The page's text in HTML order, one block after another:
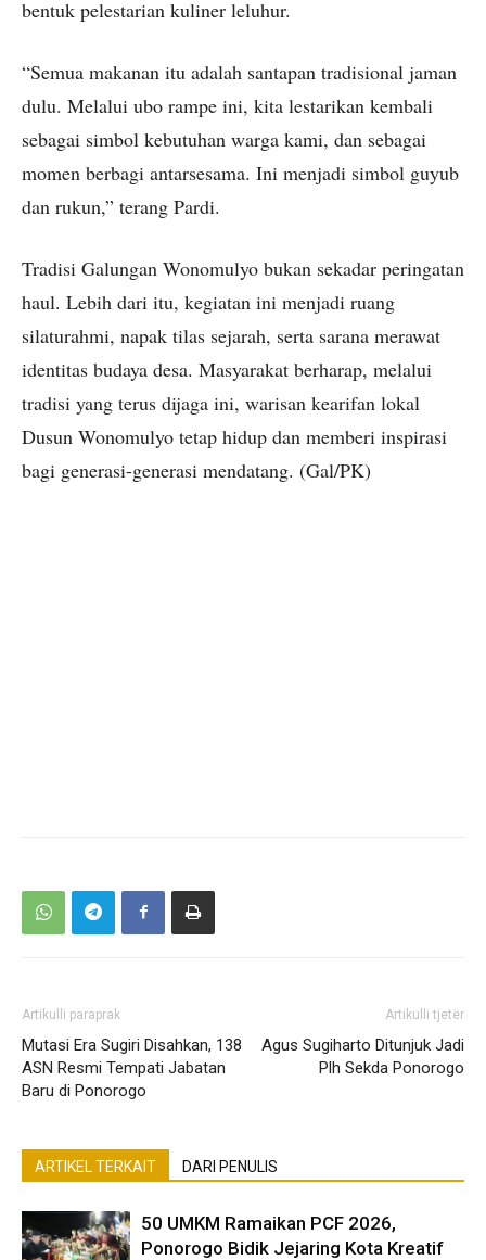
bentuk pelestarian kuliner leluhur.
“Semua makanan itu adalah santapan tradisional jaman
dulu. Melalui ubo rampe ini, kita lestarikan kembali
sebagai simbol kebutuhan warga kami, dan sebagai
momen berbagi antarsesama. Ini menjadi simbol guyub
dan rukun,” terang Pardi.
Tradisi Galungan Wonomulyo bukan sekadar peringatan
haul. Lebih dari itu, kegiatan ini menjadi ruang
silaturahmi, napak tilas sejarah, serta sarana merawat
identitas budaya desa. Masyarakat berharap, melalui
tradisi yang terus dijaga ini, warisan kearifan lokal
Dusun Wonomulyo tetap hidup dan memberi inspirasi
bagi generasi-generasi mendatang. (Gal/PK)
Artikulli paraprak
Mutasi Era Sugiri Disahkan, 138
ASN Resmi Tempati Jabatan
Baru di Ponorogo
Artikulli tjetër
Agus Sugiharto Ditunjuk Jadi
Plh Sekda Ponorogo
ARTIKEL TERKAIT DARI PENULIS
50 UMKM Ramaikan PCF 2026,
Ponorogo Bidik Jejaring Kota Kreatif